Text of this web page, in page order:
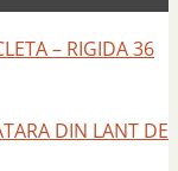
– RIGIDA 36
DIN LANT DE